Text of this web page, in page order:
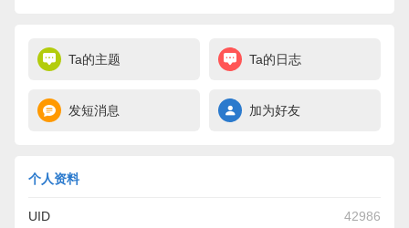
Ta的主题 Ta的日志
发短消息 加为好友
个人资料
UID 42986